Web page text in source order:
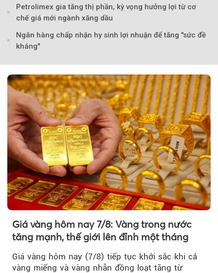
Petrolimex gia tăng thị phần, kỳ vọng hưởng lợi từ cơ
chế giá mới ngành xăng dầu
Ngân hàng chấp nhận hy sinh lợi nhuận để tăng "sức đề
kháng"
Giá vàng hôm nay 7/8: Vàng trong nước
tăng mạnh, thế giới lên đỉnh một tháng
Giá vàng hôm nay (7/8) tiếp tục khởi sắc khi cả
vàng miếng và vàng nhẫn đồng loạt tăng từ